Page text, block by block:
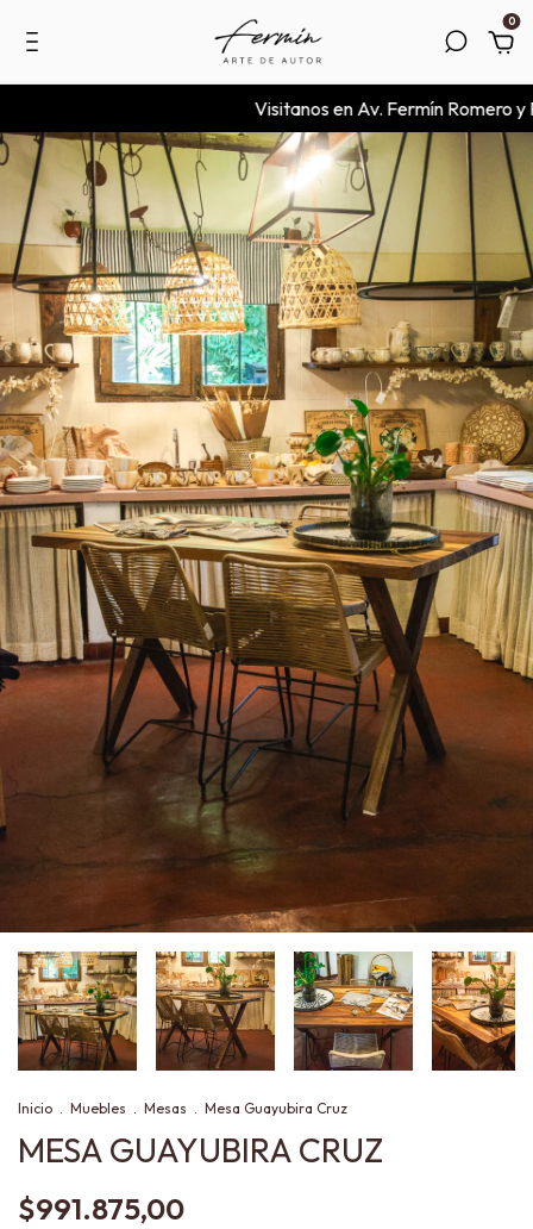
0
Visitanos en Av. Fermín Romero y Ruta 1
Inicio . Muebles . Mesas . Mesa Guayubira Cruz
MESA GUAYUBIRA CRUZ
$991.875,00